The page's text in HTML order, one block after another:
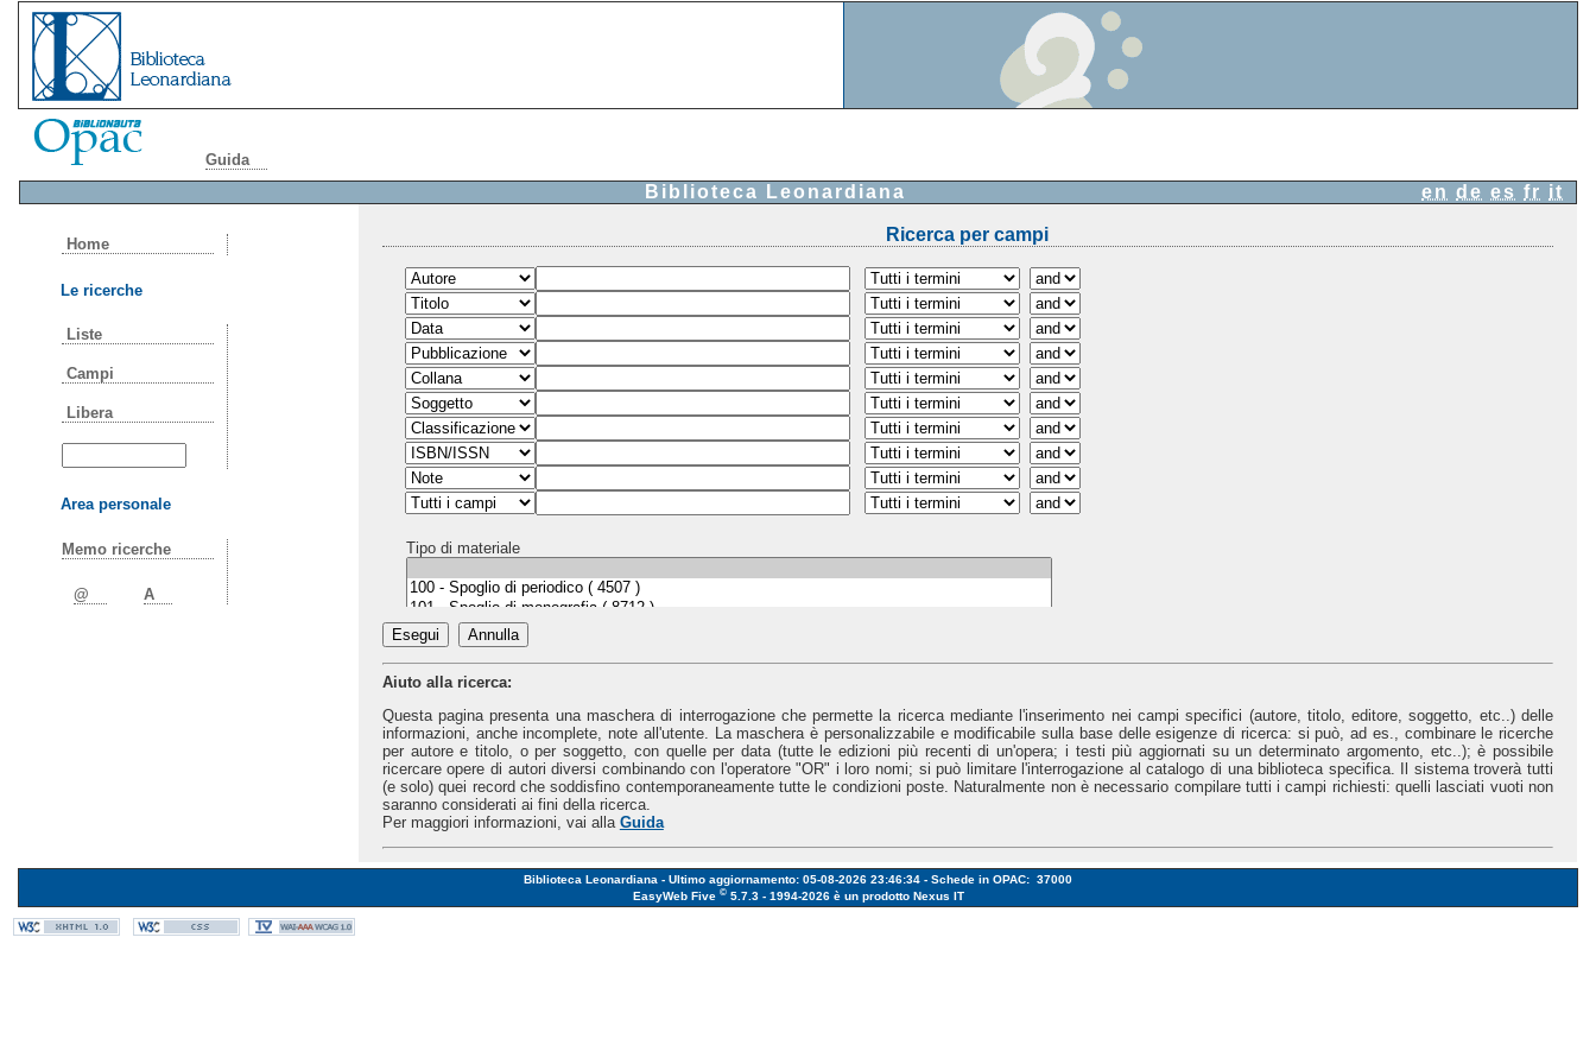
Guida
en de es fr it
Biblioteca Leonardiana
Home
Le ricerche
Liste
Campi
Libera
Area personale
Memo ricerche
@ A
Ricerca per campi
Tipo di materiale
Lingua
Genere
Aiuto alla ricerca:
Questa pagina presenta una maschera di interrogazione che permette la ricerca mediante l'inserimento nei campi specifici (autore, titolo, editore, soggetto, etc..) delle
informazioni, anche incomplete, note all'utente. La maschera è personalizzabile e modificabile sulla base delle esigenze di ricerca: si può, ad es., combinare le ricerche
per autore e titolo, o per soggetto, con quelle per data (tutte le edizioni più recenti di un'opera; i testi più aggiornati su un determinato argomento, etc..); è possibile
ricercare opere di autori diversi combinando con l'operatore "OR" i loro nomi; si può limitare l'interrogazione al catalogo di una biblioteca specifica. Il sistema troverà tutti
(e solo) quei record che soddisfino contemporaneamente tutte le condizioni poste. Naturalmente non è necessario compilare tutti i campi richiesti: quelli lasciati vuoti non
saranno considerati ai fini della ricerca.
Per maggiori informazioni, vai alla Guida
Biblioteca Leonardiana - Ultimo aggiornamento: 05-08-2026 23:46:34 - Schede in OPAC: 37000
EasyWeb Five ©5.7.3 - 1994-2026 è un prodotto Nexus IT